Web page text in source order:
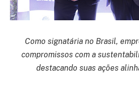
Como signatária no Brasil,
compromissos com a
destacando suas ações